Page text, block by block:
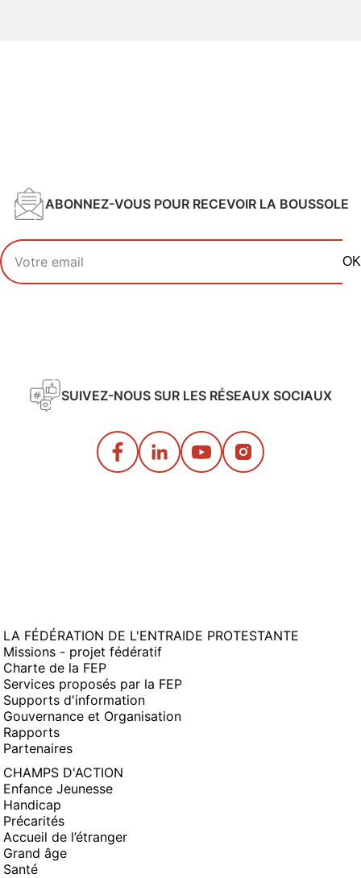
ABONNEZ-VOUS POUR RECEVOIR LA BOUSSOLE
Votre adresse email
OK
SUIVEZ-NOUS SUR LES RÉSEAUX SOCIAUX
LA FÉDÉRATION DE L'ENTRAIDE PROTESTANTE
Missions - projet fédératif
Charte de la FEP
Services proposés par la FEP
Supports d'information
Gouvernance et Organisation
Rapports
Partenaires
CHAMPS D'ACTION
Enfance Jeunesse
Handicap
Précarités
Accueil de l’étranger
Grand âge
Santé